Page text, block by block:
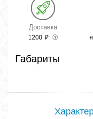
Доставка
1200 ₽
Габариты